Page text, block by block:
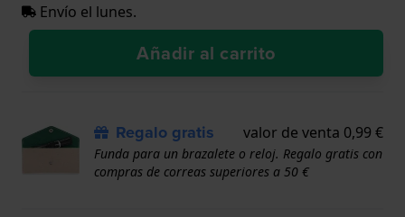
Envío el lunes.
Añadir al carrito
Regalo gratis valor de venta 0,99 €
Funda para un brazalete o reloj. Regalo gratis con
compras de correas superiores a 50 €